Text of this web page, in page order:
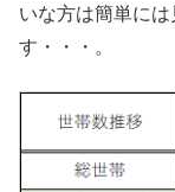
いな方は簡単に
す・・・。